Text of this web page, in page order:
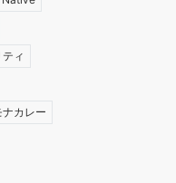
ィ
ナカレー